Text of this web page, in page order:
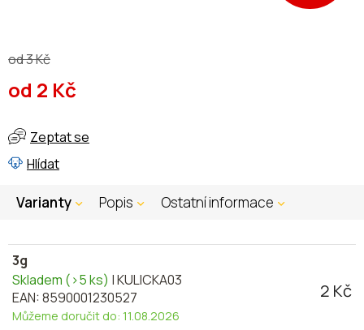
od 3 Kč
od 2 Kč
cena:
Zeptat se
Hlídat
Varianty Popis Ostatní informace
3g
Skladem (>5 ks) | KULICKA03
EAN:8590001230527
Můžeme doručit do: 11.08.2026
2 Kč